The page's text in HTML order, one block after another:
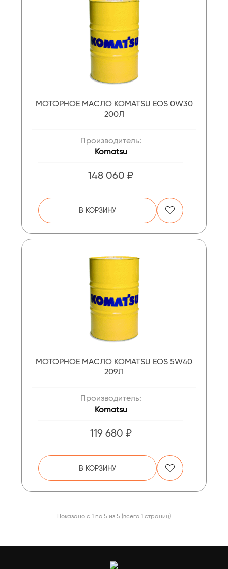
МОТОРНОЕ МАСЛО KOMATSU EOS 0W30
200Л
Производитель:
Komatsu
148 060 ₽
В КОРЗИНУ
МОТОРНОЕ МАСЛО KOMATSU EOS 5W40
209Л
Производитель:
Komatsu
119 680 ₽
В КОРЗИНУ
Показано с 1 по 5 из 5 (всего 1 страниц)